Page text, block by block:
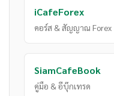
iCafeForex
คอร์ส & สัญญาณ Forex
SiamCafeBook
คู่มือ & อีบุ๊กเทรด